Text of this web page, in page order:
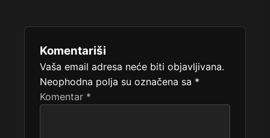
Komentariši
Vaša email adresa neće biti objavljivana.
Neophodna polja su označena sa *
Komentar *